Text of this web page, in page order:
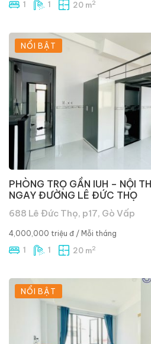
1 1 20 m2
NỔI BẬT
PHÒNG TRỌ GẦN IUH – NỘI
NGAY ĐƯỜNG LÊ ĐỨC THỌ
688 Lê Đức Thọ, p17, Gò Vấp
4,000,000 triệu đ / Mỗi tháng
1 1 20 m2
NỔI BẬT